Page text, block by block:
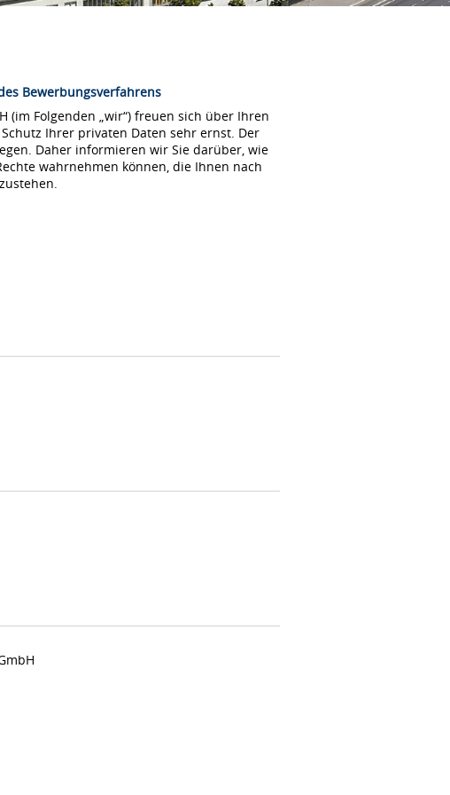
Bewerbungsverfahrens
(im Folgenden „wir“) freuen sich über Ihren
Ihrer privaten Daten sehr ernst. Der
Daher informieren wir Sie darüber, wie
wahrnehmen können, die Ihnen nach